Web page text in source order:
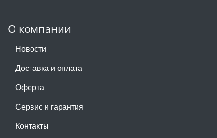
О компании
Новости
Доставка и оплата
Оферта
Сервис и гарантия
Контакты